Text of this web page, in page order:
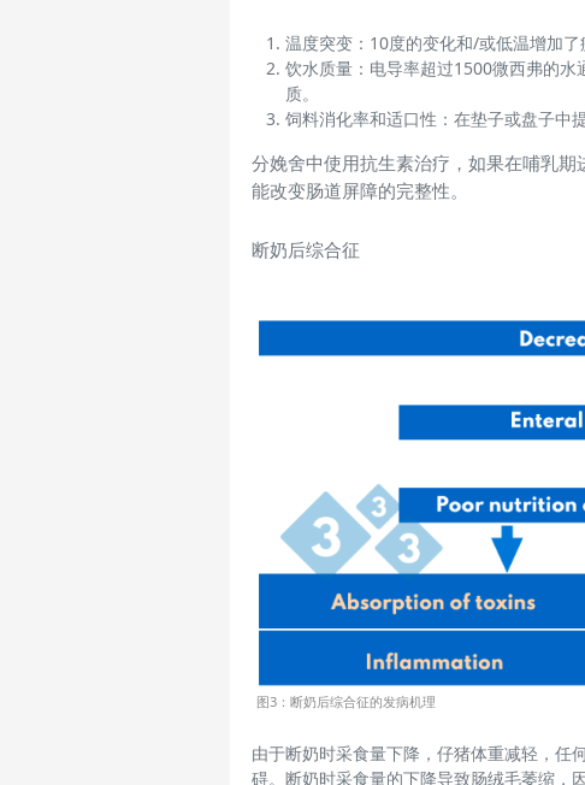
温度突变： 10度的变化和/或低温增加了
饮水质量：电导率超过1500微西弗的水
质。
饲料消化率和适口性：在垫子或盘子中
分娩舍中使用抗生素治疗，如果在哺乳
能改变肠道屏障的完整性。
断奶后综合征
图3：断奶后综合征的发病机理
由于断奶时采食量下降，仔猪体重减轻，任
碍。断奶时采食量的下降导致肠绒毛萎缩，